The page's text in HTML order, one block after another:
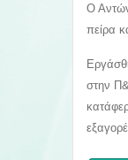
Ο
πείρα
στην